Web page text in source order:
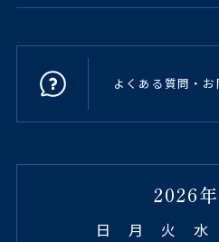
よくある質問・
2026
日 月 火 水